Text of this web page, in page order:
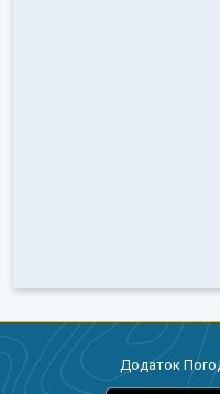
Додаток